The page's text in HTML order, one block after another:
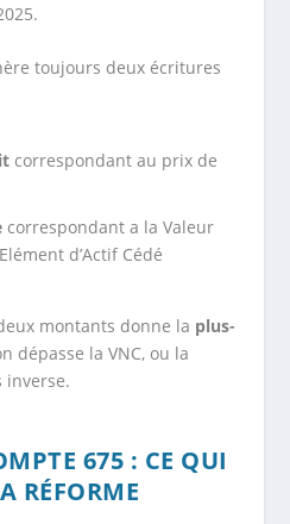
toujours deux écritures
correspondant au prix de
correspondant a la Valeur
d’Actif Cédé
montants donne la plus-
dépasse la VNC, ou la
inverse.
675 : CE QUI
RÉFORME